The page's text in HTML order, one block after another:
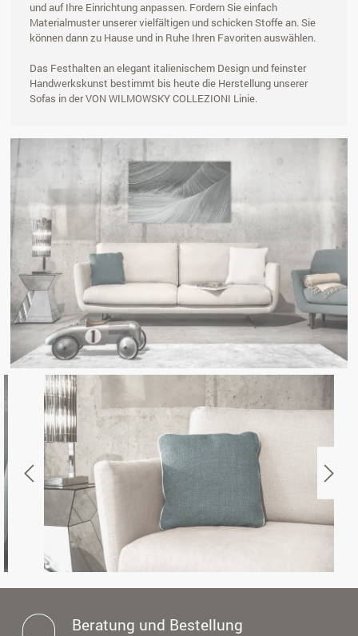
und auf Ihre Einrichtung anpassen. Fordern Sie einfach
Materialmuster unserer vielfältigen und schicken Stoffe an. Sie
können dann zu Hause und in Ruhe Ihren Favoriten auswählen.
Das Festhalten an elegant italienischem Design und feinster
Handwerkskunst bestimmt bis heute die Herstellung unserer
Sofas in der VON WILMOWSKY COLLEZIONI Linie.
Beratung und Bestellung